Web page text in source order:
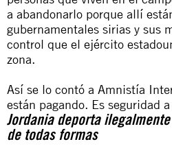
a abandonarlo porque allí
gubernamentales sirias y sus
control que el ejército
zona.
Así se lo contó a Amnistía
están pagando. Es seguridad
Jordania deporta
de todas formas